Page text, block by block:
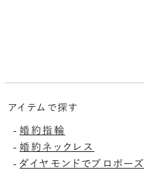
アイテムで探す
-婚約指輪
-婚約ネックレス
-ダイヤモンドでプロポーズ